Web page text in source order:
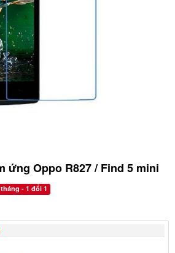
ứng Oppo R827 / Find 5 mini
- 1 đổi 1